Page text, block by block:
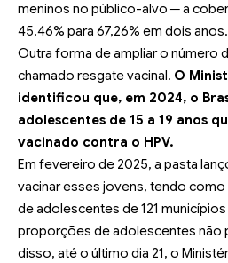
meninos no público-alvo ─ a
45,46% para 67,26% em dois anos.
Outra forma de ampliar o número
chamado resgate vacinal. O
identificou que, em 2024, o
adolescentes de 15 a 19 anos
vacinado contra o HPV.
Em fevereiro de 2025, a pasta
vacinar esses jovens, tendo como
de adolescentes de 121
proporções de adolescentes não
disso, até o último dia 21, o